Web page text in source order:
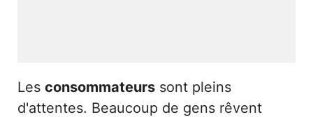
Les consommateurs sont pleins
d'attentes. Beaucoup de gens rêvent